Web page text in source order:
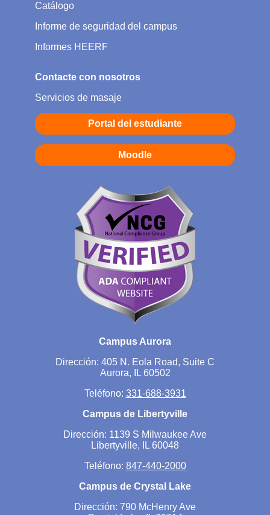
Catálogo
Informe de seguridad del campus
Informes HEERF
Contacte con nosotros
Servicios de masaje
Portal del estudiante
Moodle
Campus Aurora
Dirección: 405 N. Eola Road, Suite C
Aurora, IL 60502
Teléfono: 331-688-3931
Campus de Libertyville
Dirección: 1139 S Milwaukee Ave
Libertyville, IL 60048
Teléfono: 847-440-2000
Campus de Crystal Lake
Dirección: 790 McHenry Ave